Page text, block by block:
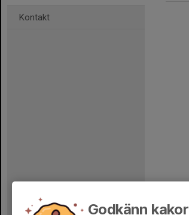
Kontakt
Godkänn kakor